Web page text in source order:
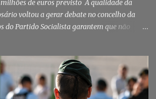
de euros previsto A qualidade da
voltou a gerar debate no concelho da
do Partido Socialista garantem que não
Aceitável", - posição validada pela a
do Ambiente a 29 de Julho - acusam
de criarem preocupações injustificadas e